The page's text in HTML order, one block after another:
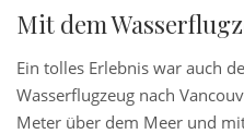
Mit dem
Ein tolles Erlebnis war auch
Wasserflugzeug nach
Meter über dem Meer und